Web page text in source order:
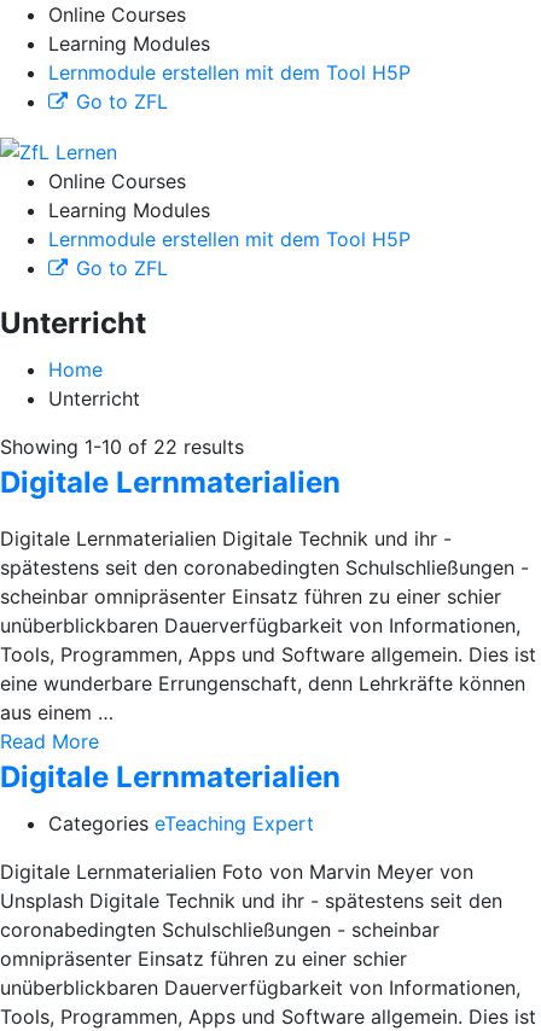
Online Courses
Learning Modules
Lernmodule erstellen mit dem Tool H5P
Go to ZFL
Online Courses
Learning Modules
Lernmodule erstellen mit dem Tool H5P
Go to ZFL
Unterricht
Home
Unterricht
Showing 1-10 of 22 results
Digitale Lernmaterialien
Digitale Lernmaterialien Digitale Technik und ihr -
spätestens seit den coronabedingten Schulschließungen -
scheinbar omnipräsenter Einsatz führen zu einer schier
unüberblickbaren Dauerverfügbarkeit von Informationen,
Tools, Programmen, Apps und Software allgemein. Dies ist
eine wunderbare Errungenschaft, denn Lehrkräfte können
aus einem …
Read More
Digitale Lernmaterialien
Categories eTeaching Expert
Digitale Lernmaterialien Foto von Marvin Meyer von
Unsplash Digitale Technik und ihr - spätestens seit den
coronabedingten Schulschließungen - scheinbar
omnipräsenter Einsatz führen zu einer schier
unüberblickbaren Dauerverfügbarkeit von Informationen,
Tools, Programmen, Apps und Software allgemein. Dies ist